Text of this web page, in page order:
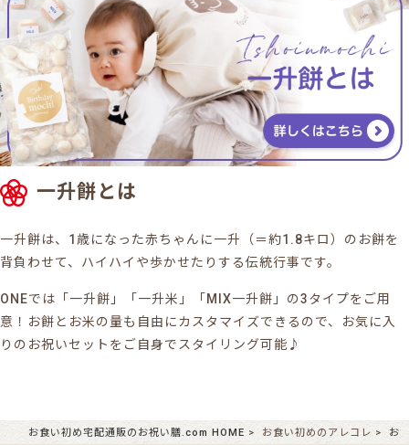
一升餅とは
一升餅は、1歳になった赤ちゃんに一升（＝約1.8キロ）のお餅を
背負わせて、ハイハイや歩かせたりする伝統行事です。
ONEでは「一升餅」「一升米」「MIX一升餅」の3タイプをご用
意！お餅とお米の量も自由にカスタマイズできるので、お気に入
りのお祝いセットをご自身でスタイリング可能♪
お食い初め宅配通販のお祝い膳.com HOME お食い初めのアレコレ お